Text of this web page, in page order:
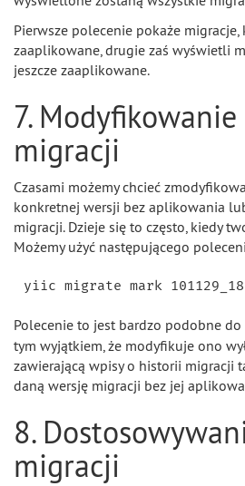
Pierwsze polecenie pokaże migracje,
zaaplikowane, drugie zaś wyświetli
jeszcze zaaplikowane.
7.
migracji
Czasami możemy chcieć
konkretnej wersji bez aplikowania
migracji. Dzieje się to często, kiedy
Możemy użyć następującego
Polecenie to jest bardzo podobne do
tym wyjątkiem, że modyfikuje ono
zawierającą wpisy o historii migracji
daną wersję migracji bez jej
8.
migracji